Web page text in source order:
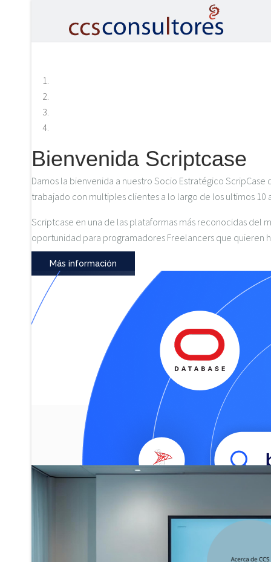
Bienvenida Scriptcase
Damos la bienvenida a nuestro Socio Estratégico
trabajado con multiples clientes a lo largo de los ultimos
Scriptcase en una de las plataformas más reconocidas del
oportunidad para programadores Freelancers que quieren
Más información
Entregando
No hacemos lo que creemos correcto, hacemos lo que